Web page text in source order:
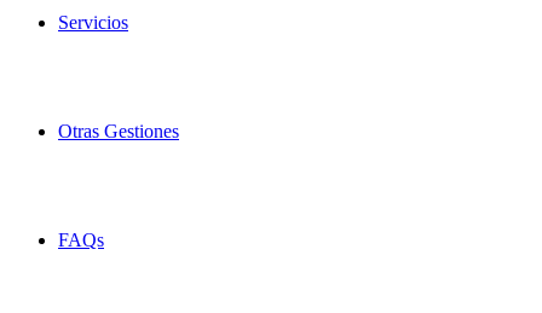
Servicios
Otras Gestiones
FAQs